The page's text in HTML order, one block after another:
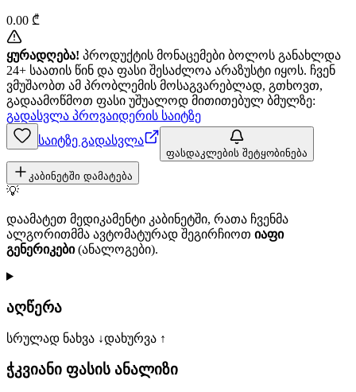
0.00 ₾
ყურადღება! პროდუქტის მონაცემები ბოლოს განახლდა
24+ საათის წინ და ფასი შესაძლოა არაზუსტი იყოს. ჩვენ
ვმუშაობთ ამ პრობლემის მოსაგვარებლად, გთხოვთ,
გადაამოწმოთ ფასი უშუალოდ მითითებულ ბმულზე:
გადასვლა პროვაიდერის საიტზე
საიტზე გადასვლა
ფასდაკლების შეტყობინება
კაბინეტში დამატება
💡
დაამატეთ მედიკამენტი კაბინეტში, რათა ჩვენმა
ალგორითმმა ავტომატურად შეგირჩიოთ იაფი
გენერიკები(ანალოგები).
აღწერა
სრულად ნახვა ↓დახურვა ↑
ჭკვიანი ფასის ანალიზი